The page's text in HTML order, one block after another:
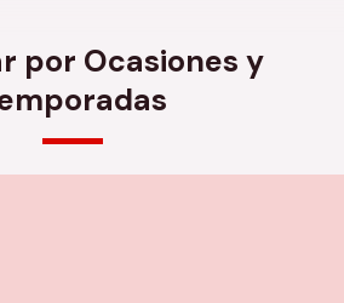
por Ocasiones y